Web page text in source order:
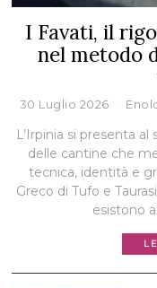
I Favati, il
nel metodo
30 Luglio 2026
L’Irpinia si presenta
delle cantine che
tecnica, identità e
Greco di Tufo e
esistono